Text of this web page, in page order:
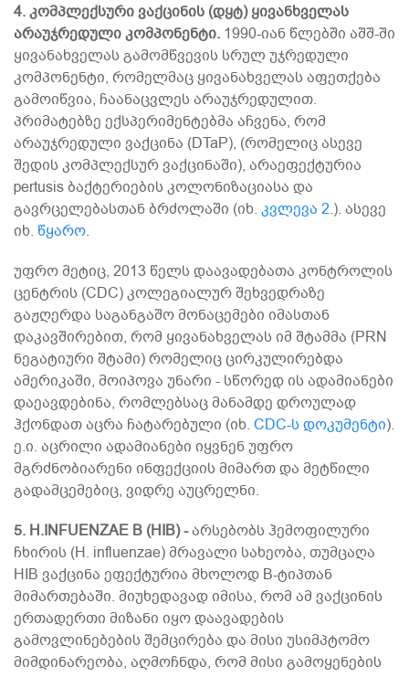
4. კომპლექსური ვაქცინის (დყტ) ყივანხველას
არაუჯრედული კომპონენტი. 1990-იან წლებში აშშ-ში
ყივანახველას გამომწვევის სრულ უჯრედული
კომპონენტი, რომელმაც ყივანახველას აფეთქება
გამოიწვია, ჩაანაცვლეს არაუჯრედულით.
პრიმატებზე ექსპერიმენტებმა აჩვენა, რომ
არაუჯრედული ვაქცინა (DTaP), (რომელიც ასევე
შედის კომპლექსურ ვაქცინაში), არაეფექტურია
pertusis ბაქტერიების კოლონიზაციასა და
გავრცელებასთან ბრძოლაში (იხ. კვლევა 2.). ასევე
იხ. წყარო.
უფრო მეტიც, 2013 წელს დაავადებათა კონტროლის
ცენტრის (CDC) კოლეგიალურ შეხვედრაზე
გაჟღერდა საგანგაშო მონაცემები იმასთან
დაკავშირებით, რომ ყივანახველას იმ შტამმა (PRN
ნეგატიური შტამი) რომელიც ცირკულირებდა
ამერიკაში, მოიპოვა უნარი - სწორედ ის ადამიანები
დაეავდებინა, რომლებსაც მანამდე დროულად
ჰქონდათ აცრა ჩატარებული (იხ. CDC-ს დოკუმენტი).
ე.ი. აცრილი ადამიანები იყვნენ უფრო
მგრძნობიარენი ინფექციის მიმართ და მეტწილი
გადამცემებიც, ვიდრე აუცრელნი.
5. H.INFUENZAE B (HIB) -არსებობს ჰემოფილური
ჩხირის (H. influenzae) მრავალი სახეობა, თუმცაღა
HIB ვაქცინა ეფექტურია მხოლოდ B-ტიპთან
მიმართებაში. მიუხედავად იმისა, რომ ამ ვაქცინის
ერთადერთი მიზანი იყო დაავადების
გამოვლინებების შემცირება და მისი უსიმპტომო
მიმდინარეობა, აღმოჩნდა, რომ მისი გამოყენების